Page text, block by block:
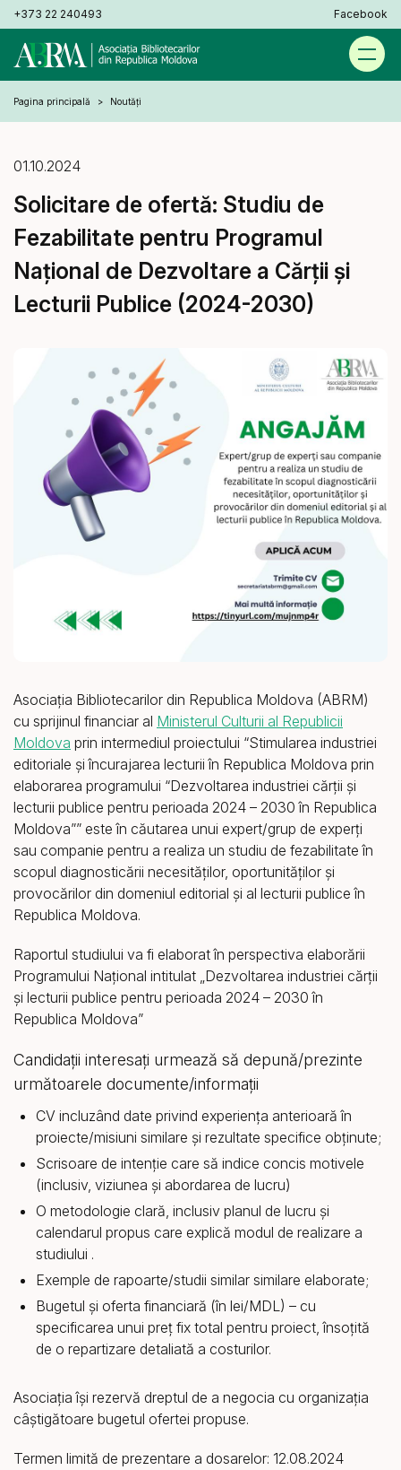
+373 22 240493 Facebook
Pagina principală Noutăți
01.10.2024
Solicitare de ofertă: Studiu de
Fezabilitate pentru Programul
Național de Dezvoltare a Cărții și
Lecturii Publice (2024-2030)
Asociația Bibliotecarilor din Republica Moldova (ABRM)
cu sprijinul financiar al Ministerul Culturii al Republicii
Moldova prin intermediul proiectului “Stimularea industriei
editoriale și încurajarea lecturii în Republica Moldova prin
elaborarea programului “Dezvoltarea industriei cărții și
lecturii publice pentru perioada 2024 – 2030 în Republica
Moldova”” este în căutarea unui expert/grup de experți
sau companie pentru a realiza un studiu de fezabilitate în
scopul diagnosticării necesităților, oportunităților și
provocărilor din domeniul editorial și al lecturii publice în
Republica Moldova.
Raportul studiului va fi elaborat în perspectiva elaborării
Programului Național intitulat „Dezvoltarea industriei cărții
și lecturii publice pentru perioada 2024 – 2030 în
Republica Moldova”
Candidații interesați urmează să depună/prezinte
următoarele documente/informații
CV incluzând date privind experienţa anterioară în
proiecte/misiuni similare și rezultate specifice obţinute;
Scrisoare de intenţie care să indice concis motivele
(inclusiv, viziunea și abordarea de lucru)
O metodologie clară, inclusiv planul de lucru și
calendarul propus care explică modul de realizare a
studiului .
Exemple de rapoarte/studii similar similare elaborate;
Bugetul și oferta financiară (în lei/MDL) – cu
specificarea unui preț fix total pentru proiect, însoțită
de o repartizare detaliată a costurilor.
Asociația își rezervă dreptul de a negocia cu organizația
câștigătoare bugetul ofertei propuse.
Termen limită de prezentare a dosarelor: 12.08.2024